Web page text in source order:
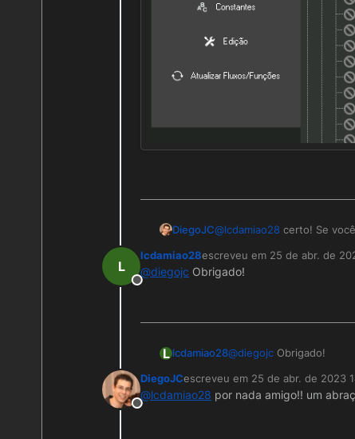
DiegoJC@lcdamiao28 certo! Se
L
Offline
lcdamiao28escreveu em 25 de abr. de
última edição por
@diegojc Obrigado!
L lcdamiao28@diegojc Obrigado!
Offline
DiegoJCescreveu em 25 de abr. de 2023
última edição por
@lcdamiao28 por nada amigo!! um